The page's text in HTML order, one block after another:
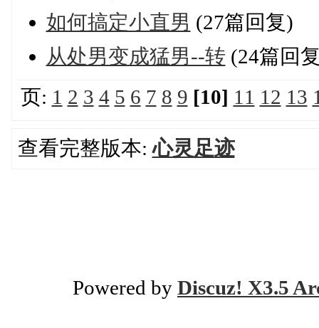
如何搞定小直男 (27篇回复)
从处男变成猛男--转 (24篇回
页: 1 2 3 4 5 6 7 8 9 [10] 11 12 13
查看完整版本:心灵足迹
Powered by Discuz! X3.5